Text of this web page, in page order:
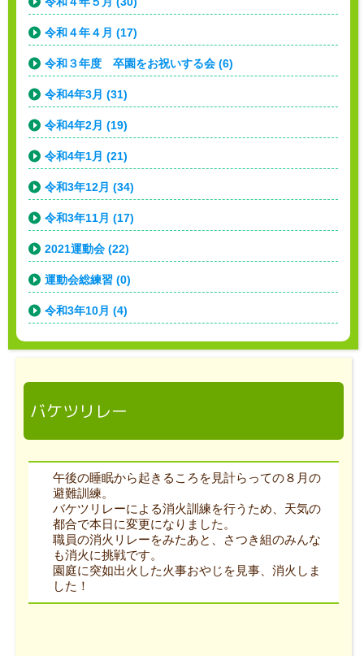
令和４年４月 (17)
令和３年度 卒園をお祝いする会 (6)
令和4年3月 (31)
令和4年2月 (19)
令和4年1月 (21)
令和3年12月 (34)
令和3年11月 (17)
2021運動会 (22)
運動会総練習 (0)
令和3年10月 (4)
バケツリレー
午後の睡眠から起きるころを見計らっての８月の
避難訓練。
バケツリレーによる消火訓練を行うため、天気の
都合で本日に変更になりました。
職員の消火リレーをみたあと、さつき組のみんな
も消火に挑戦です。
園庭に突如出火した火事おやじを見事、消火しま
した！